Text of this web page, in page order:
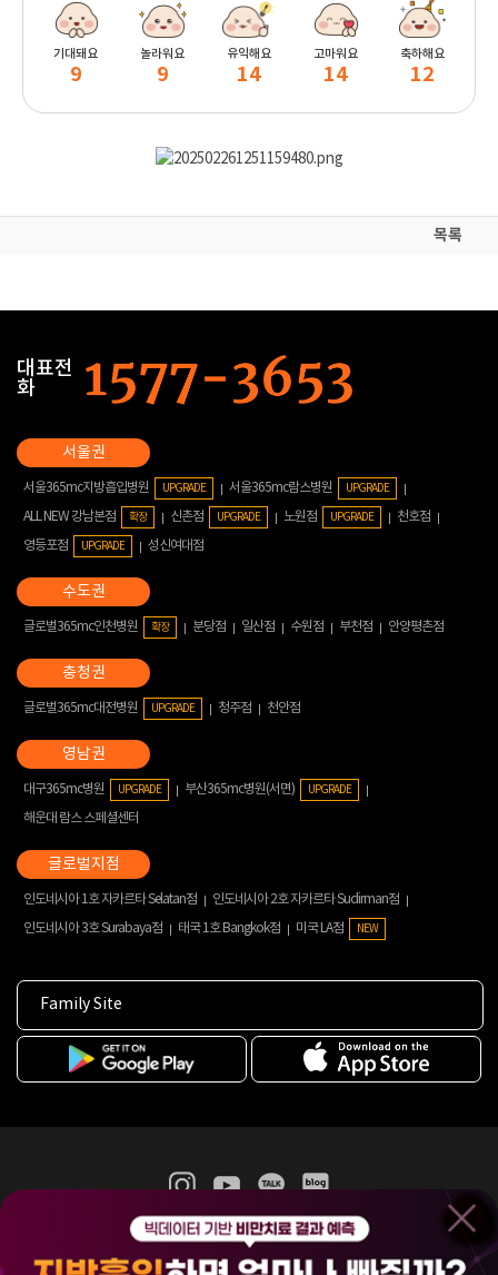
기대돼요
9
놀라워요
9
유익해요
14
고마워요
14
축하해요
12
목록
대표전
화
서울365mc지방흡입병원 UPGRADE 서울365mc람스병원 UPGRADE
ALL NEW 강남본점 확장 신촌점 UPGRADE 노원점 UPGRADE
천호점
영등포점
UPGRADE 성신여대점
글로벌365mc인천병원 확장 분당점 일산점 수원점 부천점 안양평촌점
글로벌365mc대전병원 UPGRADE 청주점 천안점
대구365mc병원 UPGRADE 부산365mc병원(서면) UPGRADE
해운대 람스 스페셜센터
인도네시아 1호 자카르타 Selatan점
인도네시아 2호 자카르타 Sudirman점
인도네시아 3호 Surabaya점
태국 1호 Bangkok점 미국 LA점 NEW
Family Site
365mc 병·의원 이용약관
홈페이지 이용약관
비급여진료수가